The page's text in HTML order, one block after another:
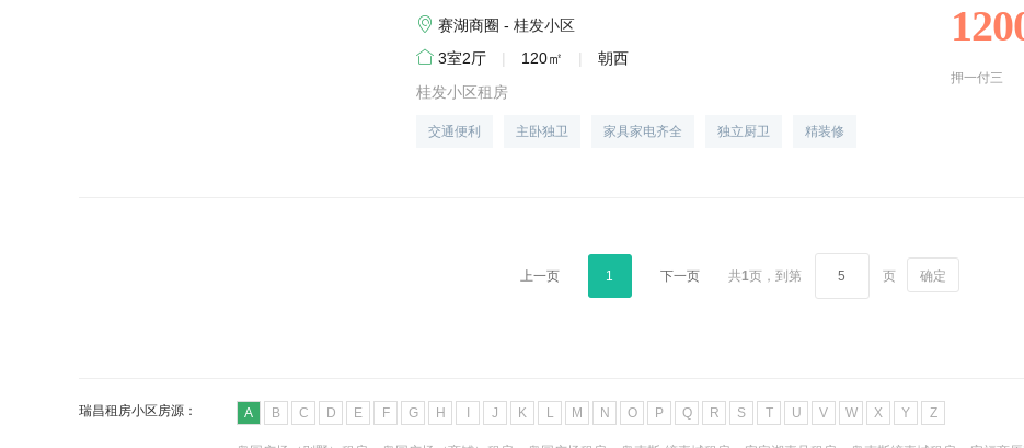
赛湖商圈 - 桂发小区
3室2厅
| 120㎡ |
朝西
桂发小区租房
交通便利 主卧独卫 家具家电齐全 独立厨卫 精装修
押一付三
上一页 1 下一页 共1页， 到第 页 确定
瑞昌租房小区房源： A B C D E F G H J K L M N O P Q R S T U V W X Y Z